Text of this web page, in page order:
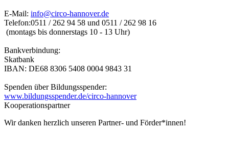
E-Mail: info@circo-hannover.de
Telefon:0511 / 262 94 58 und 0511 / 262 98 16
(montags bis donnerstags 10 - 13 Uhr)
Bankverbindung:
Skatbank
IBAN: DE68 8306 5408 0004 9843 31
Spenden über Bildungsspender:
www.bildungsspender.de/circo-hannover
Kooperationspartner
Wir danken herzlich unseren Partner- und Förder*innen!